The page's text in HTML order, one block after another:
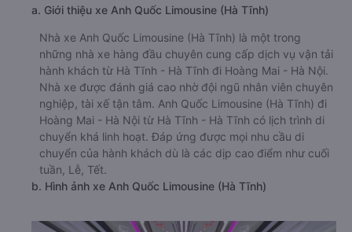
a. Giới thiệu xe Anh Quốc Limousine (Hà Tĩnh)
Nhà xe Anh Quốc Limousine (Hà Tĩnh) là một trong
những nhà xe hàng đầu chuyên cung cấp dịch vụ vận tải
hành khách từ Hà Tĩnh - Hà Tĩnh đi Hoàng Mai - Hà Nội.
Nhà xe được đánh giá cao nhờ đội ngũ nhân viên chuyên
nghiệp, tài xế tận tâm. Anh Quốc Limousine (Hà Tĩnh) đi
Hoàng Mai - Hà Nội từ Hà Tĩnh - Hà Tĩnh có lịch trình di
chuyển khá linh hoạt. Đáp ứng được mọi nhu cầu di
chuyển của hành khách dù là các dịp cao điểm như cuối
tuần, Lễ, Tết.
b. Hình ảnh xe Anh Quốc Limousine (Hà Tĩnh)